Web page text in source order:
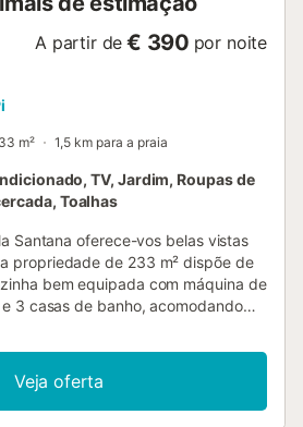
A partir de € 390 por noite
m² 1,5 km para a praia
TV, Jardim, Roupas de
Toalhas
Santana oferece-vos belas vistas
propriedade de 233 m² dispõe de
bem equipada com máquina de
3 casas de banho, acomodando
e televisão. Cadeira alta e berço
adicional. O destaque deste
privada com piscina, jardim,
coberto, churrasqueira e
Veja oferta